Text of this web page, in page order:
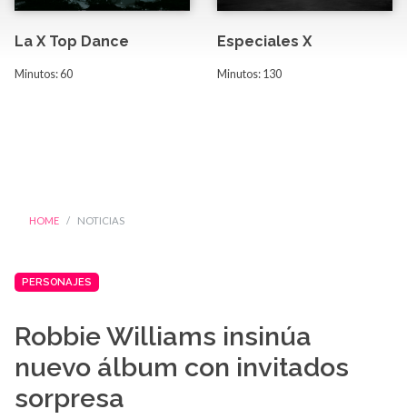
La X Top Dance
Minutos: 60
Especiales X
Minutos: 130
HOME NOTICIAS
PERSONAJES
Robbie Williams insinúa
nuevo álbum con invitados
sorpresa